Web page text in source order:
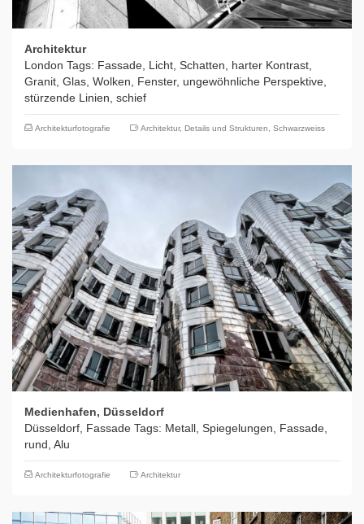
Architektur
London Tags: Fassade, Licht, Schatten, harter Kontrast,
Granit, Glas, Wolken, Fenster, ungewöhnliche Perspektive,
stürzende Linien, schief
Architekturfotografie Architektur, Details und Strukturen, Schwarzweiss
Medienhafen, Düsseldorf
Düsseldorf, Fassade Tags: Metall, Spiegelungen, Fassade,
rund, Alu
Architekturfotografie Architektur